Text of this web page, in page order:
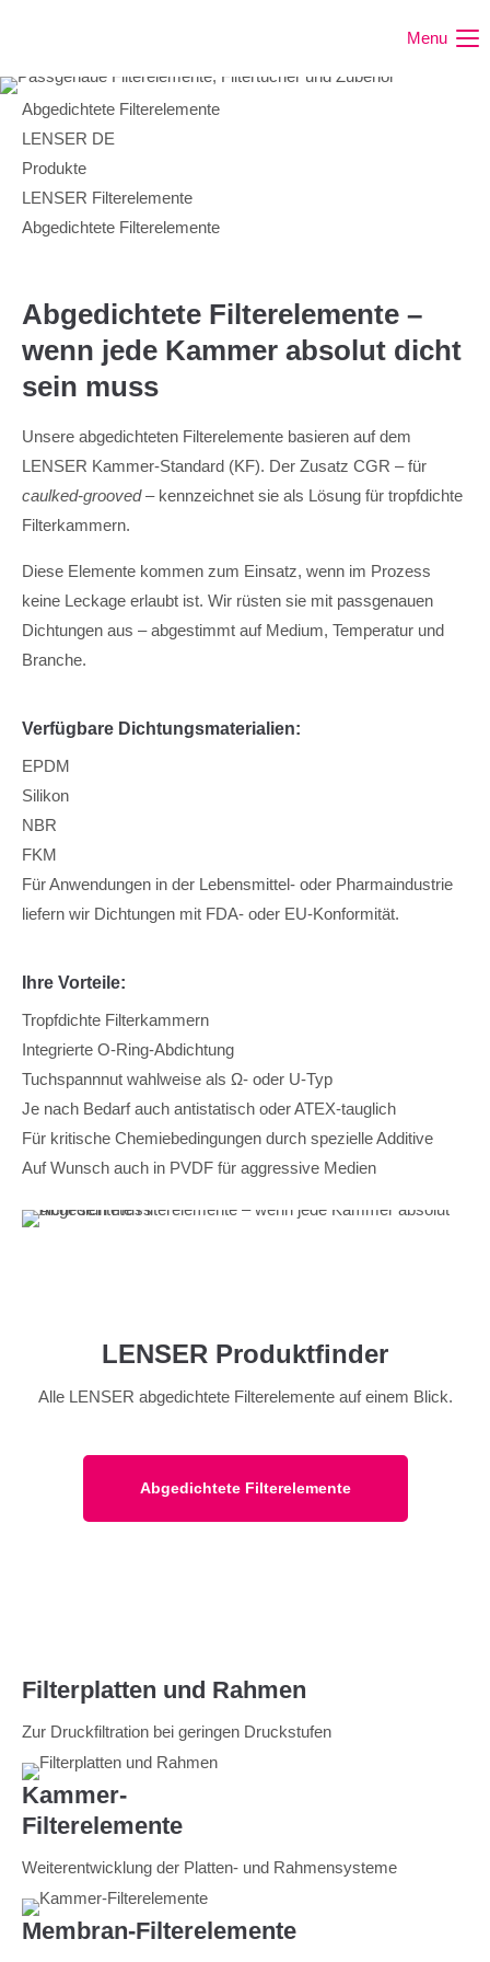
Menu
Abgedichtete Filterelemente
LENSER DE
Produkte
LENSER Filterelemente
Abgedichtete Filterelemente
Abgedichtete Filterelemente –
wenn jede Kammer absolut dicht
sein muss
Unsere abgedichteten Filterelemente basieren auf dem
LENSER Kammer-Standard (KF). Der Zusatz CGR – für
caulked-grooved– kennzeichnet sie als Lösung für tropfdichte
Filterkammern.
Diese Elemente kommen zum Einsatz, wenn im Prozess
keine Leckage erlaubt ist. Wir rüsten sie mit passgenauen
Dichtungen aus – abgestimmt auf Medium, Temperatur und
Branche.
Verfügbare Dichtungsmaterialien:
EPDM
Silikon
NBR
FKM
Für Anwendungen in der Lebensmittel- oder Pharmaindustrie
liefern wir Dichtungen mit FDA- oder EU-Konformität.
Ihre Vorteile:
Tropfdichte Filterkammern
Integrierte O-Ring-Abdichtung
Tuchspannnut wahlweise als Ω- oder U-Typ
Je nach Bedarf auch antistatisch oder ATEX-tauglich
Für kritische Chemiebedingungen durch spezielle Additive
Auf Wunsch auch in PVDF für aggressive Medien
LENSER Produktfinder
Alle LENSER abgedichtete Filterelemente auf einem Blick.
Abgedichtete Filterelemente
Filterplatten und Rahmen
Zur Druckfiltration bei geringen Druckstufen
Kammer-
Filterelemente
Weiterentwicklung der Platten- und Rahmensysteme
Membran-Filterelemente